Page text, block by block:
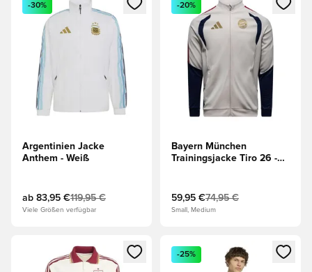
-30%
Argentinien Jacke
Anthem - Weiß
ab 83,95 €119,95 €
Viele Größen verfügbar
-20%
Bayern München
Trainingsjacke Tiro 26 -
59,95 €74,95 €
Small, Medium
Öffnet ein neues Fenster zum Anmelden oder Registrieren
Öffnet ein neues Fenster
-25%